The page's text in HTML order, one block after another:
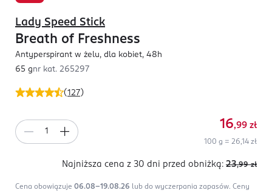
(127)
Lady Speed Stick
Breath of Freshness
Antyperspirant w żelu, dla kobiet, 48h
65 gnr kat. 265297
16,99 zł
100 g = 26,14 zł
Najniższa cena z 30 dni przed obniżką: 23,99 zł
Cena obowiązuje 06.08-19.08.26 lub do wyczerpania zapasów. Ceny